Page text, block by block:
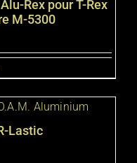
Rex pour T-Rex
M-5300
Lastic